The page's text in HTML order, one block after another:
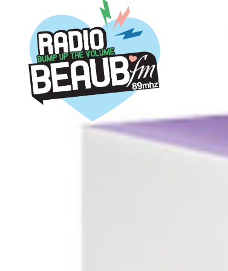
Panneau de gestion des cookies